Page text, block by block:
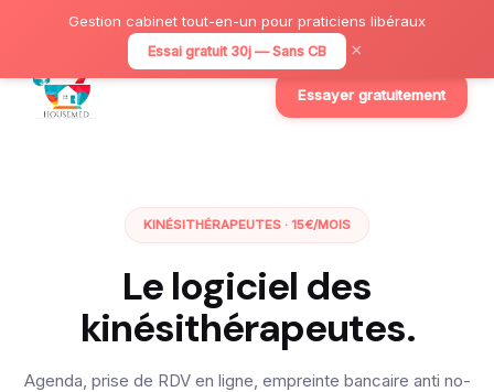
Gestion cabinet tout-en-un pour praticiens libéraux
Essai gratuit 30j — Sans CB ×
Essayer gratuitement
KINÉSITHÉRAPEUTES · 15€/MOIS
Le logiciel des
kinésithérapeutes.
Agenda, prise de RDV en ligne, empreinte bancaire anti no-